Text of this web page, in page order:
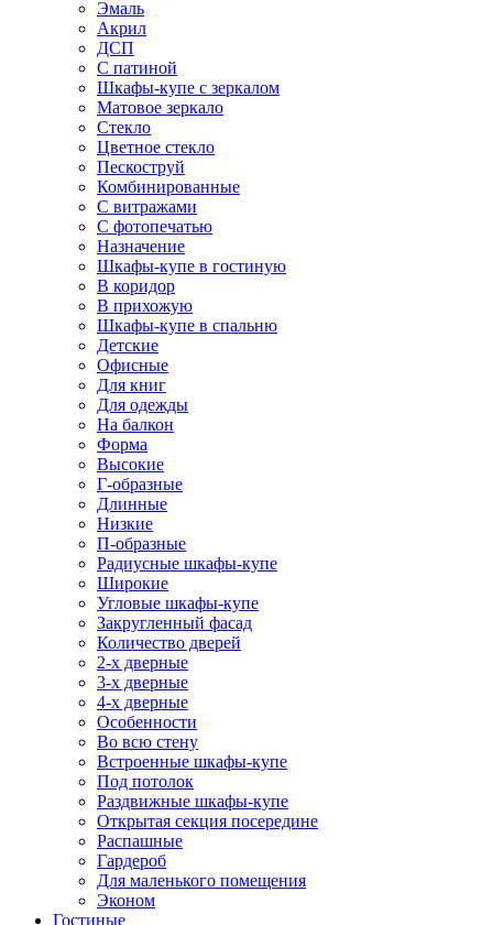
Эмаль
Акрил
ДСП
С патиной
Шкафы-купе с зеркалом
Матовое зеркало
Стекло
Цветное стекло
Пескоструй
Комбинированные
С витражами
С фотопечатью
Назначение
Шкафы-купе в гостиную
В коридор
В прихожую
Шкафы-купе в спальню
Детские
Офисные
Для книг
Для одежды
На балкон
Форма
Высокие
Г-образные
Длинные
Низкие
П-образные
Радиусные шкафы-купе
Широкие
Угловые шкафы-купе
Закругленный фасад
Количество дверей
2-х дверные
3-х дверные
4-х дверные
Особенности
Во всю стену
Встроенные шкафы-купе
Под потолок
Раздвижные шкафы-купе
Открытая секция посередине
Распашные
Гардероб
Для маленького помещения
Эконом
Гостиные